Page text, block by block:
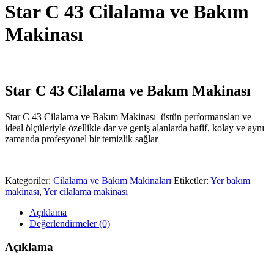
Star C 43 Cilalama ve Bakım
Makinası
Star C 43 Cilalama ve Bakım Makinası
Star C 43 Cilalama ve Bakım Makinası üstün performansları ve
ideal ölçüleriyle özellikle dar ve geniş alanlarda hafif, kolay ve aynı
zamanda profesyonel bir temizlik sağlar
Kategoriler: Cilalama ve Bakım Makinaları Etiketler: Yer bakım
makinası, Yer cilalama makinası
Açıklama
Değerlendirmeler (0)
Açıklama